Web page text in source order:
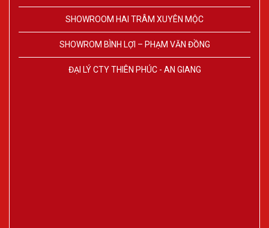
SHOWROOM HAI TRÂM XUYÊN MỘC
SHOWROM BÌNH LỢI – PHẠM VĂN ĐỒNG
ĐẠI LÝ CTY THIÊN PHÚC - AN GIANG